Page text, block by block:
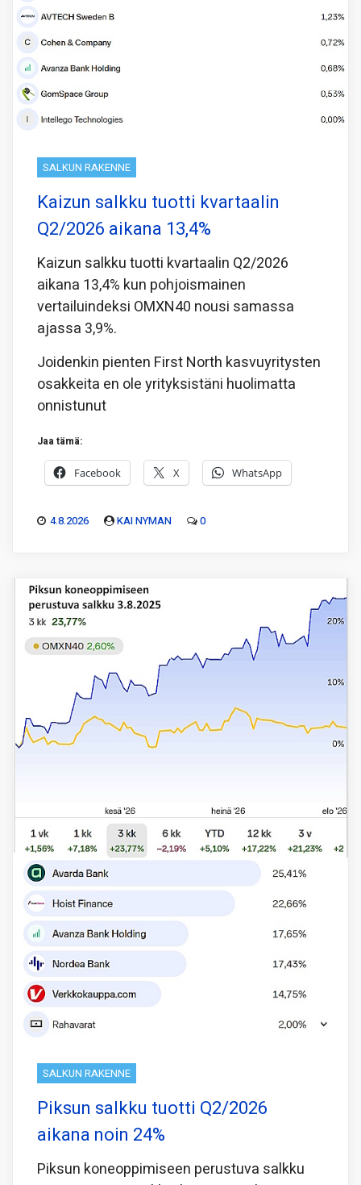
SALKUN RAKENNE
Kaizun salkku tuotti kvartaalin
Q2/2026 aikana 13,4%
Kaizun salkku tuotti kvartaalin Q2/2026
aikana 13,4% kun pohjoismainen
vertailuindeksi OMXN40 nousi samassa
ajassa 3,9%.
Joidenkin pienten First North kasvuyritysten
osakkeita en ole yrityksistäni huolimatta
onnistunut
Jaa tämä:
Facebook X WhatsApp
4.8.2026 KAI NYMAN 0
SALKUN RAKENNE
Piksun salkku tuotti Q2/2026
aikana noin 24%
Piksun koneoppimiseen perustuva salkku